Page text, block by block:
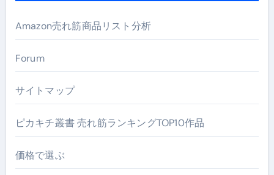
Amazon売れ筋商品リスト分析
Forum
サイトマップ
ピカキチ叢書 売れ筋ランキングTOP10作品
価格で選ぶ